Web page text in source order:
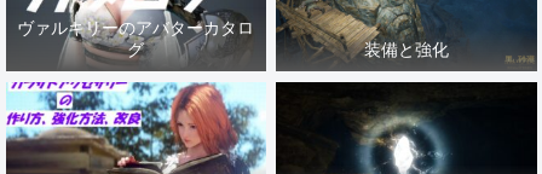
ヴァルキリーのアバターカタロ
グ
装備と強化